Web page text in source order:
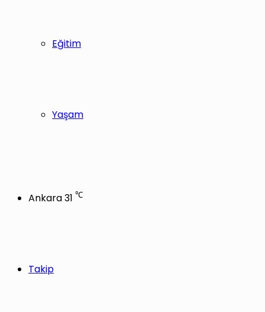
Eğitim
Yaşam
Ankara31 ℃
Takip